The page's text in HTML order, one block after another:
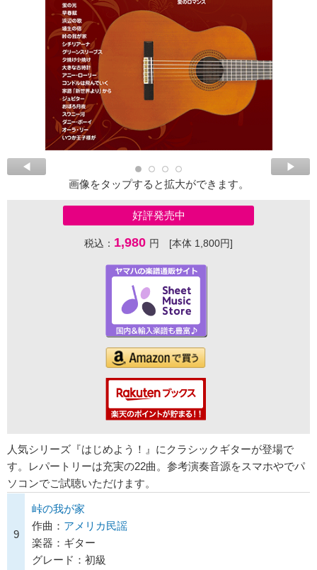
画像をタップすると拡大ができます。
好評発売中
税込： 1,980 円 [本体 1,800円]
人気シリーズ『はじめよう！』にクラシックギターが登場で
す。レパートリーは充実の22曲。参考演奏音源をスマホやでパ
ソコンでご試聴いただけます。
9
峠の我が家
作曲： アメリカ民謡
楽器：ギター
グレード：初級